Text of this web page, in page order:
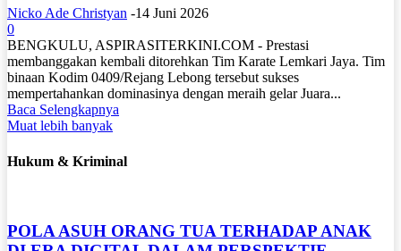
Nicko Ade Christyan -14 Juni 2026
0
BENGKULU, ASPIRASITERKINI.COM - Prestasi
membanggakan kembali ditorehkan Tim Karate Lemkari Jaya. Tim
binaan Kodim 0409/Rejang Lebong tersebut sukses
mempertahankan dominasinya dengan meraih gelar Juara...
Baca Selengkapnya
Muat lebih banyak
Hukum & Kriminal
POLA ASUH ORANG TUA TERHADAP ANAK